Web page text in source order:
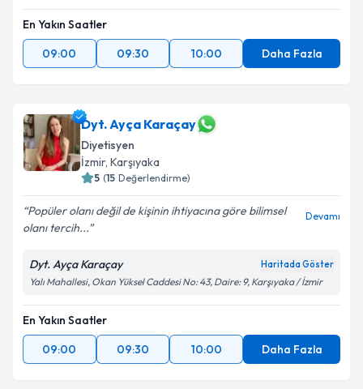
En Yakın Saatler
09:00
09:30 10:00 Daha Fazla
Dyt. Ayça Karaçay
Diyetisyen
İzmir, Karşıyaka
5 (15 Değerlendirme)
Popüler olanı değil de kişinin ihtiyacına göre bilimsel
olanı tercih...
Devamı
Dyt. Ayça Karaçay Haritada Göster
Yalı Mahallesi, Okan Yüksel Caddesi No: 43, Daire: 9, Karşıyaka / İzmir
En Yakın Saatler
09:00
09:30 10:00 Daha Fazla